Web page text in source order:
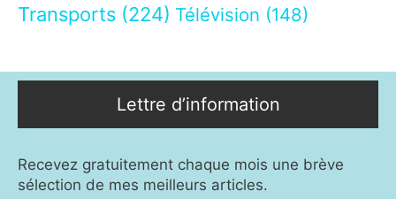
Transports (224) Télévision (148)
Lettre d’information
Recevez gratuitement chaque mois une brève
sélection de mes meilleurs articles.